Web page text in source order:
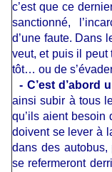
c’est que ce
sanctionné,
d’une faute. Dans
veut, et puis il peut
tôt… ou de
- C’est d’abord
ainsi subir à tous
qu’ils aient besoin
doivent se lever à
dans des
se refermeront